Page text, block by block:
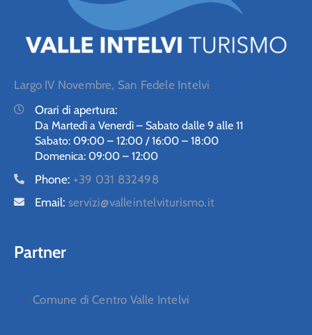
Largo IV Novembre, San Fedele Intelvi
Orari di apertura:
Da Martedì a Venerdì – Sabato dalle 9 alle 11
Sabato: 09:00 – 12:00 / 16:00 – 18:00
Domenica: 09:00 – 12:00
Phone: +39 031 832498
Email: servizi@valleintelviturismo.it
Partner
Comune di Centro Valle Intelvi